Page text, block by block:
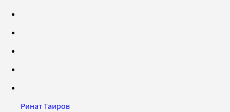
Ринат Таиров